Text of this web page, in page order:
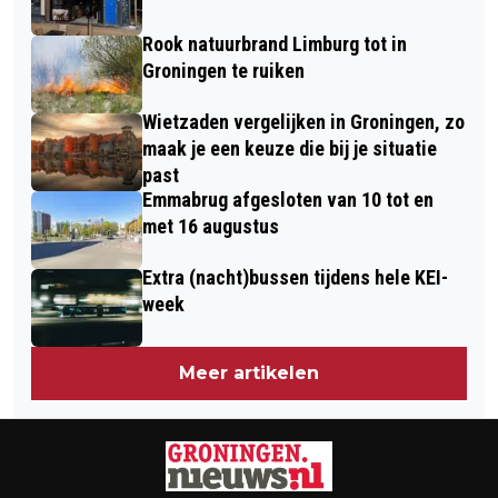
ZELDZAME RAD-BARAK VAN DE
SLOOP!
Rook natuurbrand Limburg tot in
Groningen te ruiken
Wietzaden vergelijken in Groningen, zo
maak je een keuze die bij je situatie
past
Emmabrug afgesloten van 10 tot en
met 16 augustus
Extra (nacht)bussen tijdens hele KEI-
week
Meer artikelen